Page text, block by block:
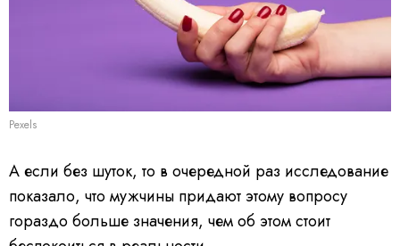
Pexels
А если без шуток, то в очередной раз исследование
показало, что мужчины придают этому вопросу
гораздо больше значения, чем об этом стоит